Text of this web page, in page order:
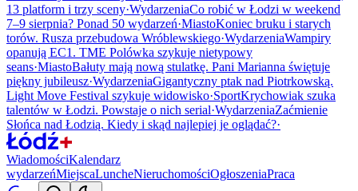
13 platform i trzy sceny·WydarzeniaCo robić w Łodzi w weekend
7–9 sierpnia? Ponad 50 wydarzeń·MiastoKoniec bruku i starych
torów. Rusza przebudowa Wróblewskiego·WydarzeniaWampiry
opanują EC1. TME Polówka szykuje nietypowy
seans·MiastoBałuty mają nową stulatkę. Pani Marianna świętuje
piękny jubileusz·WydarzeniaGigantyczny ptak nad Piotrkowską.
Light Move Festival szykuje widowisko·SportKrychowiak szuka
talentów w Łodzi. Powstaje o nich serial·WydarzeniaZaćmienie
Słońca nad Łodzią. Kiedy i skąd najlepiej je oglądać?·
WiadomościKalendarz
wydarzeńMiejscaLuncheNieruchomościOgłoszeniaPraca